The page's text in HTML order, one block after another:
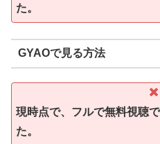
た。
GYAOで見る方法
現時点で、フルで無料視聴
た。